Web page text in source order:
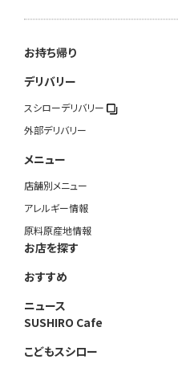
お持ち帰り
デリバリー
スシローデリバリー
外部デリバリー
メニュー
店舗別メニュー
アレルギー情報
原料原産地情報
お店を探す
おすすめ
ニュース
SUSHIRO Cafe
こどもスシロー